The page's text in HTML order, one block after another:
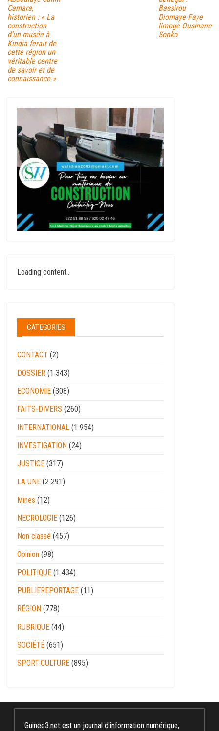
Camara,
historien : ​« La
construction
d’un musée à
Kindia ferait de
cette région un
véritable centre
de savoir et de
connaissance »
Bassirou
Diomaye Faye
limoge Ousmane
Sonko
Loading content...
CATEGORIES
CONTACT (2)
DOSSIER (1 343)
ECONOMIE (308)
FAITS-DIVERS (260)
INTERNATIONAL (1 954)
INVESTIGATION (24)
JUSTICE (317)
LA UNE (2 291)
Mines (12)
NECROLOGIE (126)
Non classé (457)
Opinion (98)
POLITIQUE (1 434)
PUBLIEREPORTAGE (11)
RÉGION (778)
RUBRIQUE (44)
SOCIÉTÉ (651)
SPORT-CULTURE (895)
Guinee3.net est un journal d’information numérique,